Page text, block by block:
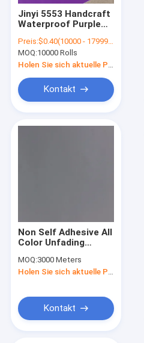
Jinyi 5553 Handcraft
Waterproof Purple
Book Cover Solid
Simple Home Decor
PVC Material Sticker
Preis:$0.40(10000 - 17999 Rolls) $0.30(>=18000 Rolls)
MOQ:10000 Rolls
Kontakt
Non Self Adhesive All
Color Unfading
Furniture Film
MOQ:3000 Meters
Kontakt